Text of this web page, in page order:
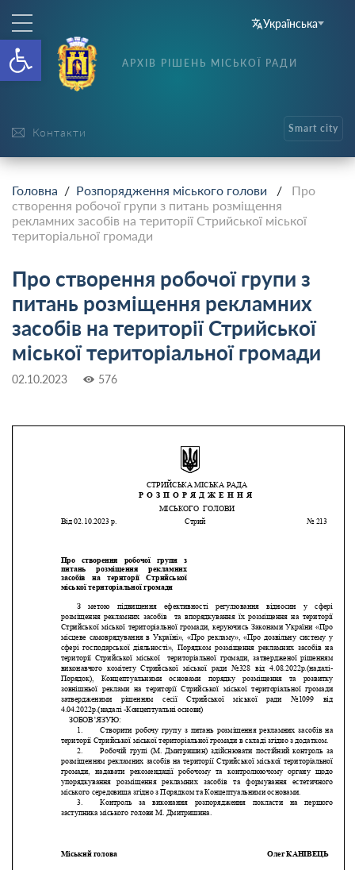
Відкрити Панель
Українська
Контакти
АРХІВ РІШЕНЬ МІСЬКОЇ РАДИ
Smart city
Головна / Розпорядження міського голови / Про
створення робочої групи з питань розміщення
рекламних засобів на території Стрийської міської
територіальної громади
Про створення робочої групи з
питань розміщення рекламних
засобів на території Стрийської
міської територіальної громади
02.10.2023 576